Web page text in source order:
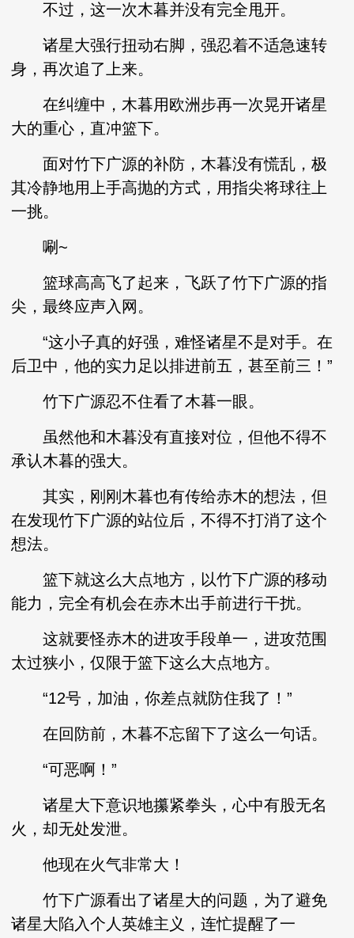
不过，这一次木暮并没有完全甩开。
诸星大强行扭动右脚，强忍着不适急速转
身，再次追了上来。
在纠缠中，木暮用欧洲步再一次晃开诸星
大的重心，直冲篮下。
面对竹下广源的补防，木暮没有慌乱，极
其冷静地用上手高抛的方式，用指尖将球往上
一挑。
唰~
篮球高高飞了起来，飞跃了竹下广源的指
尖，最终应声入网。
“这小子真的好强，难怪诸星不是对手。在
后卫中，他的实力足以排进前五，甚至前三！”
竹下广源忍不住看了木暮一眼。
虽然他和木暮没有直接对位，但他不得不
承认木暮的强大。
其实，刚刚木暮也有传给赤木的想法，但
在发现竹下广源的站位后，不得不打消了这个
想法。
篮下就这么大点地方，以竹下广源的移动
能力，完全有机会在赤木出手前进行干扰。
这就要怪赤木的进攻手段单一，进攻范围
太过狭小，仅限于篮下这么大点地方。
“12号，加油，你差点就防住我了！”
在回防前，木暮不忘留下了这么一句话。
“可恶啊！”
诸星大下意识地攥紧拳头，心中有股无名
火，却无处发泄。
他现在火气非常大！
竹下广源看出了诸星大的问题，为了避免
诸星大陷入个人英雄主义，连忙提醒了一